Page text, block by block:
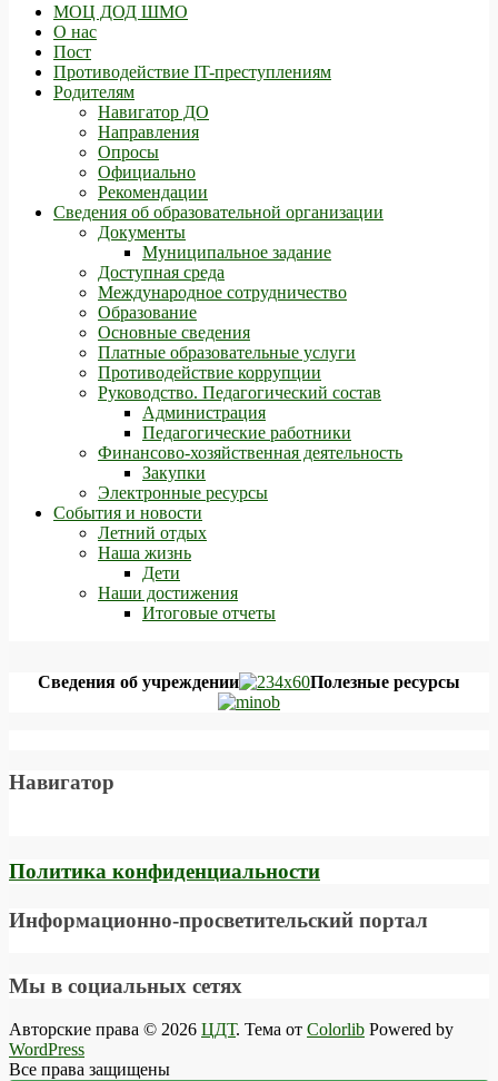
МОЦ ДОД ШМО
О нас
Пост
Противодействие IT-преступлениям
Родителям
Навигатор ДО
Направления
Опросы
Официально
Рекомендации
Сведения об образовательной организации
Документы
Муниципальное задание
Доступная среда
Международное сотрудничество
Образование
Основные сведения
Платные образовательные услуги
Противодействие коррупции
Руководство. Педагогический состав
Администрация
Педагогические работники
Финансово-хозяйственная деятельность
Закупки
Электронные ресурсы
События и новости
Летний отдых
Наша жизнь
Дети
Наши достижения
Итоговые отчеты
Сведения об учреждении Полезные ресурсы
Навигатор
Политика конфиденциальности
Информационно-просветительский портал
Мы в социальных сетях
Авторские права © 2026 ЦДТ. Тема от Colorlib Powered by
WordPress
Все права защищены